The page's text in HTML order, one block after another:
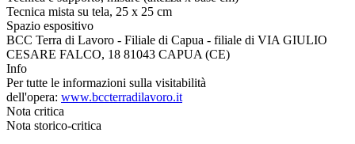
Tecnica mista su tela, 25 x 25 cm
Spazio espositivo
BCC Terra di Lavoro - Filiale di Capua - filiale di VIA GIULIO
CESARE FALCO, 18 81043 CAPUA (CE)
Info
Per tutte le informazioni sulla visitabilità
dell'opera: www.bccterradilavoro.it
Nota critica
Nota storico-critica